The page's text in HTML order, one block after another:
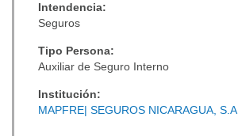
Intendencia:
Seguros
Tipo Persona:
Auxiliar de Seguro Interno
Institución:
MAPFRE| SEGUROS NICARAGUA, S.A.